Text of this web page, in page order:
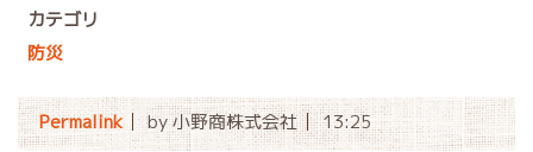
カテゴリ
防災
Permalink by 小野商株式会社 13:25